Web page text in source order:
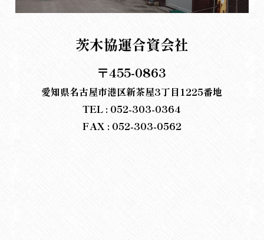
茨木協運合資会社
〒455-0863
愛知県名古屋市港区新茶屋3丁目1225番地
TEL : 052-303-0364
FAX : 052-303-0562